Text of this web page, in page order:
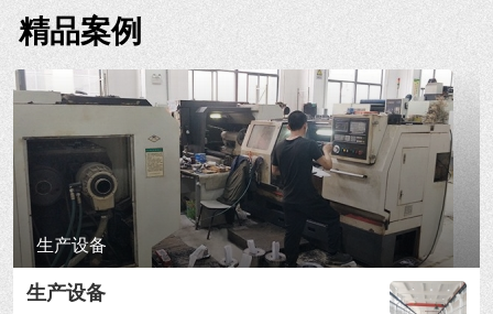
精品案例
生产设备
生产设备